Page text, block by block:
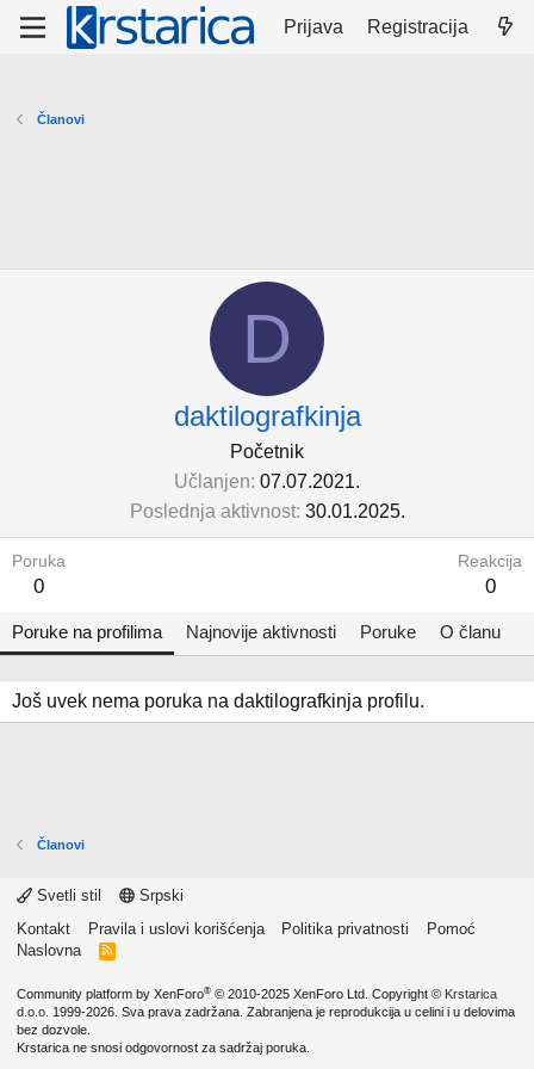
Prijava Registracija
Članovi
D
daktilografkinja
Početnik
Učlanjen 07.07.2021.
Poslednja aktivnost 30.01.2025.
Poruka
0
Reakcija
0
Poruke na profilima Najnovije aktivnosti Poruke O članu
Još uvek nema poruka na daktilografkinja profilu.
Članovi
Svetli stil
Srpski
Kontakt
Pravila i uslovi korišćenja Politika privatnosti
Pomoć
Naslovna
R
Community platform by XenForo® © 2010-2025 XenForo Ltd. Copyright © Krstarica
d.o.o. 1999-2026. Sva prava zadržana. Zabranjena je reprodukcija u celini i u delovima
bez dozvole.
Krstarica ne snosi odgovornost za sadržaj poruka.